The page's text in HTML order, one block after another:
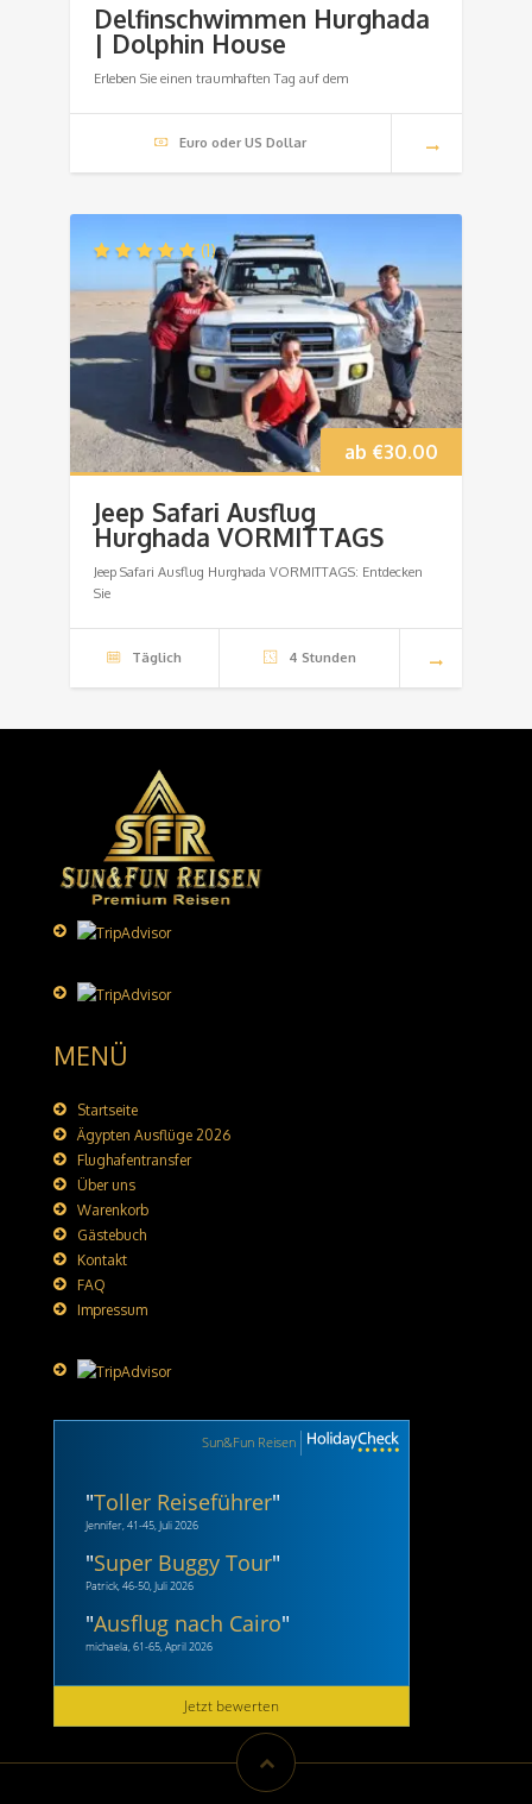
Delfinschwimmen Hurghada
| Dolphin House
Erleben Sie einen traumhaften Tag auf dem
Euro oder US Dollar
ab €30.00
(1)
Jeep Safari Ausflug
Hurghada VORMITTAGS
Jeep Safari Ausflug Hurghada VORMITTAGS: Entdecken
Sie
Täglich 4 Stunden
MENÜ
Startseite
Ägypten Ausflüge 2026
Flughafentransfer
Über uns
Warenkorb
Gästebuch
Kontakt
FAQ
Impressum
Sun&Fun Reisen
"Toller Reiseführer"
Jennifer, 41-45, Juli 2026
"Super Buggy Tour"
Patrick, 46-50, Juli 2026
"Ausflug nach Cairo"
michaela, 61-65, April 2026
Jetzt bewerten